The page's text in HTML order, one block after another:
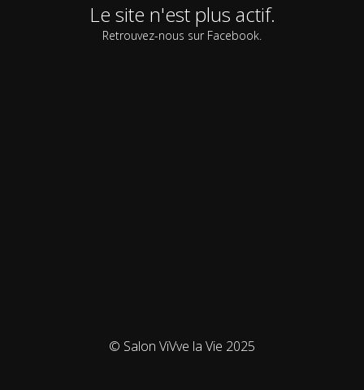
Le site n'est plus actif.
Retrouvez-nous sur Facebook.
© Salon ViVve la Vie 2025